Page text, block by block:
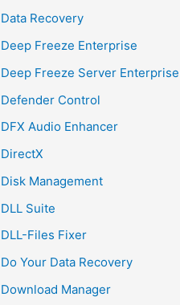
Data Recovery
Deep Freeze Enterprise
Deep Freeze Server Enterprise
Defender Control
DFX Audio Enhancer
DirectX
Disk Management
DLL Suite
DLL-Files Fixer
Do Your Data Recovery
Download Manager